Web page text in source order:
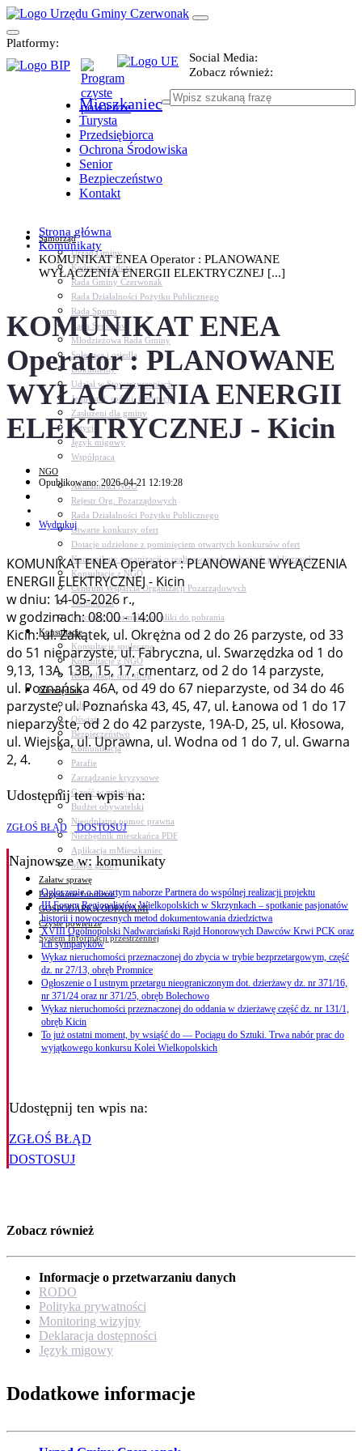
Platformy:
Social Media:
Zobacz również:
Mieszkaniec
Turysta
Przedsiębiorca
Ochrona Środowiska
Senior
Bezpieczeństwo
Kontakt
Samorząd
Urząd Gminy
Kadra zarządcza
Rada Gminy Czerwonak
Rada Działalności Pożytku Publicznego
Rada Sportu
Rada Seniorów
Młodzieżowa Rada Gminy
Sołectwa i osiedla
Dokumenty
Udział w Stowarzyszeniach
Jednostki, spółki, instytucje
Zasłużeni dla gminy
Petycje
Język migowy
Współpraca
NGO
Aktualności NGO
Rejestr Org. Pozarządowych
Rada Działalności Pożytku Publicznego
Otwarte konkursy ofert
Dotacje udzielone z pominięciem otwartych konkursów ofert
Komunikaty organizacji o realizowanych zadaniach publicznych
Konsultacje z NGO
Centrum Wsparcia Organizacji Pozarządowych
Wolontariat
Procedury, formularze, pliki do pobrania
Konsultacje
Konsultacje społeczne
Konsultacje z NGO
Konsultacje dot. dróg
Niezbędnik
Zdrowie
Oświata
Bezpieczeństwo
Komunikacja
Parafie
Zarządzanie kryzysowe
C.ześć w gminie!
Budżet obywatelski
Nieodpłatna pomoc prawna
Niezbędnik mieszkańca PDF
Aplikacja mMieszkaniec
Mapa gminy
Załatw sprawę
Pozyskane fundusze
GOSPODARKA ODPADAMI
Czyste powietrze
System Informacji przestrzennej
Strona główna
Komunikaty
KOMUNIKAT ENEA Operator : PLANOWANE
WYŁĄCZENIA ENERGII ELEKTRYCZNEJ [...]
KOMUNIKAT ENEA
Operator : PLANOWANE
WYŁĄCZENIA ENERGII
ELEKTRYCZNEJ - Kicin
Opublikowano: 2026-04-21 12:19:28
Wydrukuj
KOMUNIKAT ENEA Operator : PLANOWANE WYŁĄCZENIA
ENERGII ELEKTRYCZNEJ - Kicin
w dniu: 14-05-2026 r.,
w godzinach: 08:00 - 14:00
Kicin: ul. Zakątek, ul. Okrężna od 2 do 26 parzyste, od 33
do 51 nieparzyste, ul. Fabryczna, ul. Swarzędzka od 1 do
9,13, 13A, 13B, 15, 17, cmentarz, od 2 do 14 parzyste,
ul. Poznańska 46A, od 49 do 67 nieparzyste, od 34 do 46
parzyste, ul. Poznańska 43, 45, 47, ul. Łanowa od 1 do 17
nieparzyste, od 2 do 42 parzyste, 19A-D, 25, ul. Kłosowa,
ul. Wiejska, ul. Uprawna, ul. Wodna od 1 do 7, ul. Gwarna
2, 4.
Udostępnij ten wpis na:
ZGŁOŚ BŁĄD DOSTOSUJ
Najnowszew: komunikaty
Ogłoszenie o otwartym naborze Partnera do wspólnej realizacji projektu
III Forum Regionalistów Wielkopolskich w Skrzynkach – spotkanie pasjonatów
historii i nowoczesnych metod dokumentowania dziedzictwa
XVIII Ogólnopolski Nadwarciański Rajd Honorowych Dawców Krwi PCK oraz
ich sympatyków
Wykaz nieruchomości przeznaczonej do zbycia w trybie bezprzetargowym, część
dz. nr 27/13, obręb Promnice
Ogłoszenie o I ustnym przetargu nieograniczonym dot. dzierżawy dz. nr 371/16,
nr 371/24 oraz nr 371/25, obręb Bolechowo
Wykaz nieruchomości przeznaczonej do oddania w dzierżawę część dz. nr 131/1,
obręb Kicin
To już ostatni moment, by wsiąść do — Pociągu do Sztuki. Trwa nabór prac do
wyjątkowego konkursu Kolei Wielkopolskich
Udostępnij ten wpis na:
ZGŁOŚ BŁĄD
DOSTOSUJ
Zobacz również
Informacje o przetwarzaniu danych
RODO
Polityka prywatności
Monitoring wizyjny
Deklaracja dostępności
Język migowy
Dodatkowe informacje